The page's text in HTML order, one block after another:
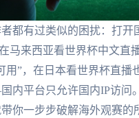
都有过类似的困扰：打开
马来西亚看世界杯中文直
”，在日本看世界杯直播
平台只允许国内IP访问
你一步步破解海外观赛的